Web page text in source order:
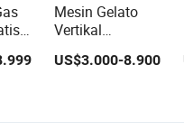
Es
Mesin Gelato
Vertikal
Semua dalam
Susu Keras
US$3.000-8.900